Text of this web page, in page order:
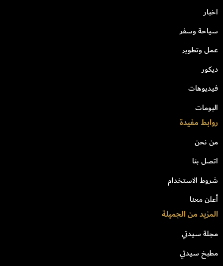
اخبار
سياحة وسفر
عمل وتطوير
ديكور
فيديوهات
البومات
روابط مفيدة
من نحن
اتصل بنا
شروط الاستخدام
أعلن معنا
المزيد من الجميلة
مجلة سيدتي
مطبخ سيدتي